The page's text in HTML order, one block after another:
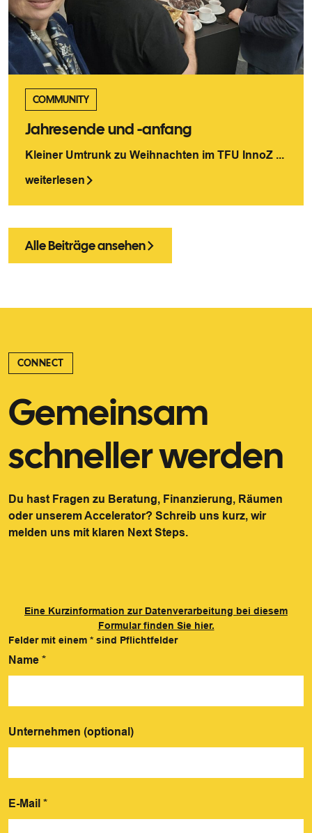
COMMUNITY
Jahresende und -anfang
Kleiner Umtrunk zu Weihnachten im TFU InnoZ ...
weiterlesen
Alle Beiträge ansehen
CONNECT
Gemeinsam
schneller werden
Du hast Fragen zu Beratung, Finanzierung, Räumen
oder unserem Accelerator? Schreib uns kurz, wir
melden uns mit klaren Next Steps.
Eine Kurzinformation zur Datenverarbeitung bei diesem
Formular finden Sie hier.
Felder mit einem * sind Pflichtfelder
Name *
Unternehmen (optional)
E-Mail *